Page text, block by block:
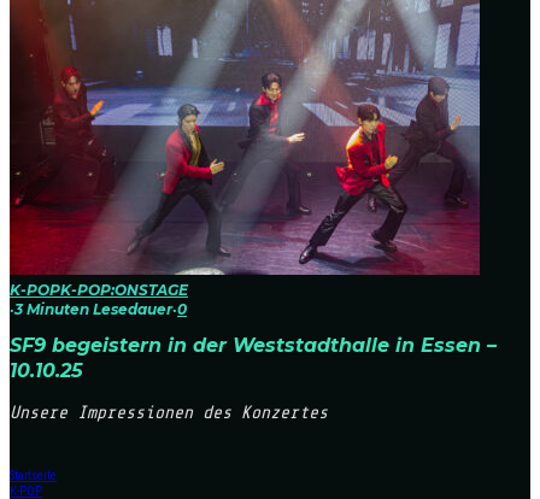
K-POPK-POP:ONSTAGE
·3 Minuten Lesedauer·0
SF9 begeistern in der Weststadthalle in Essen –
10.10.25
Unsere Impressionen des Konzertes
Startseite
K-POP